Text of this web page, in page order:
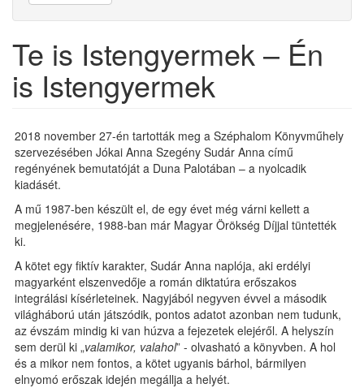
Te is Istengyermek – Én
is Istengyermek
2018 november 27-én tartották meg a Széphalom Könyvműhely
szervezésében Jókai Anna Szegény Sudár Anna című
regényének bemutatóját a Duna Palotában – a nyolcadik
kiadásét.
A mű 1987-ben készült el, de egy évet még várni kellett a
megjelenésére, 1988-ban már Magyar Örökség Díjjal tüntették
ki.
A kötet egy fiktív karakter, Sudár Anna naplója, aki erdélyi
magyarként elszenvedője a román diktatúra erőszakos
integrálási kísérleteinek. Nagyjából negyven évvel a második
világháború után játszódik, pontos adatot azonban nem tudunk,
az évszám mindig ki van húzva a fejezetek elejéről. A helyszín
sem derül ki „valamikor, valahol” - olvasható a könyvben. A hol
és a mikor nem fontos, a kötet ugyanis bárhol, bármilyen
elnyomó erőszak idején megállja a helyét.